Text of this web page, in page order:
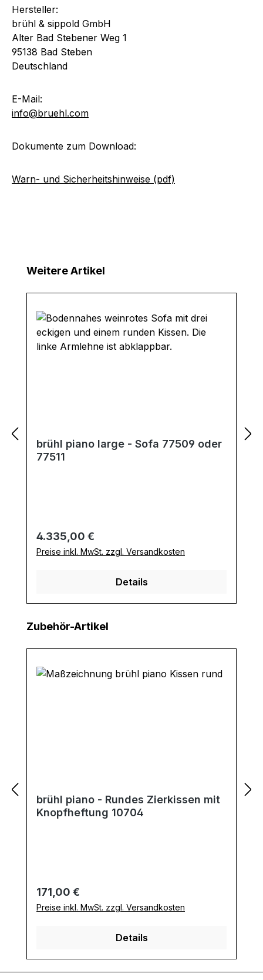
Hersteller:
brühl & sippold GmbH
Alter Bad Stebener Weg 1
95138 Bad Steben
Deutschland
E-Mail:
info@bruehl.com
Dokumente zum Download:
Warn- und Sicherheitshinweise (pdf)
Produktgalerie überspringen
Weitere Artikel
brühl piano large - Sofa 77509 oder
77511
Regulärer Preis:
4.335,00 €
Preise inkl. MwSt. zzgl. Versandkosten
Details
Produktgalerie überspringen
Zubehör-Artikel
brühl piano - Rundes Zierkissen mit
Knopfheftung 10704
Regulärer Preis:
171,00 €
Preise inkl. MwSt. zzgl. Versandkosten
Details